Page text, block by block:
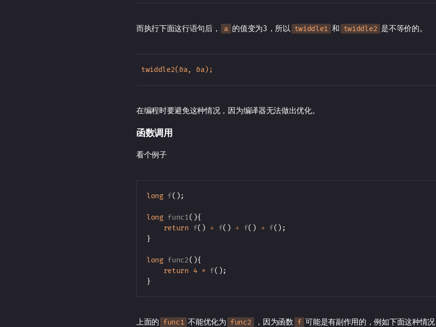
而执行下面这行语句后， a 的值变为3，所以 twiddle1 和 twiddle2 是不等价的。
在编程时要避免这种情况，因为编译器无法做出优化。
函数调用
看个例子
long f( );
long func1( ){
return
f( ) + f( ) + f( ) + f( ) ;
}
long func2( ){
return
4 * f( );
}
上面的 func1 不能优化为 func2 ，因为函数 f 可能是有副作用的，例如下面这种情